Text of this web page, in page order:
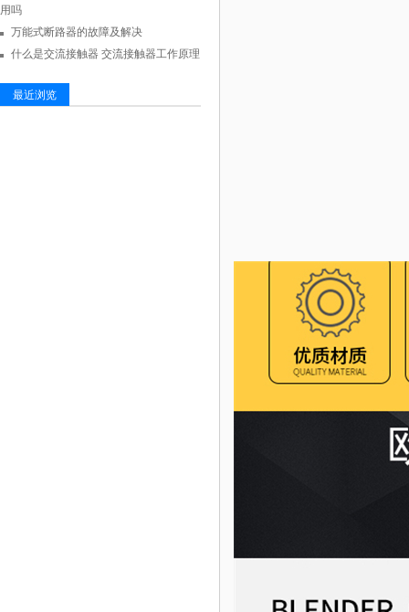
用吗
万能式断路器的故障及解决
什么是交流接触器 交流接触器工作原理
最近浏览